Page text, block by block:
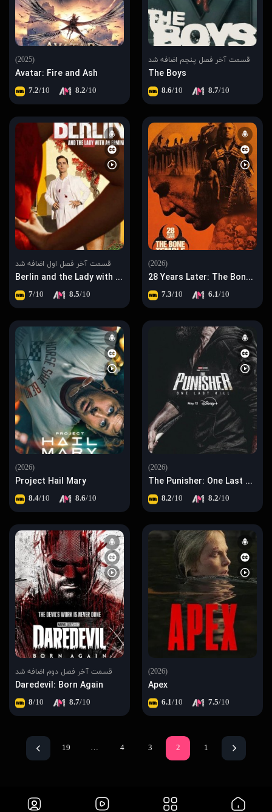
قسمت آخر فصل پنجم اضافه شد
The Boys
8.6/10 8.7/10
(2025)
Avatar: Fire and Ash
7.2/10 8.2/10
(2026)
28 Years Later: The Bone Temple
7.3/10 6.1/10
قسمت آخر فصل اول اضافه شد
Berlin and the Lady with an Ermine
7/10 8.5/10
(2026)
The Punisher: One Last Kill
8.2/10 8.2/10
(2026)
Project Hail Mary
8.4/10 8.6/10
(2026)
Apex
6.1/10 7.5/10
قسمت آخر فصل دوم اضافه شد
Daredevil: Born Again
8/10 8.7/10
1
2
3
4
…
19